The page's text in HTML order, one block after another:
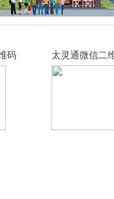
码 太灵通微信二